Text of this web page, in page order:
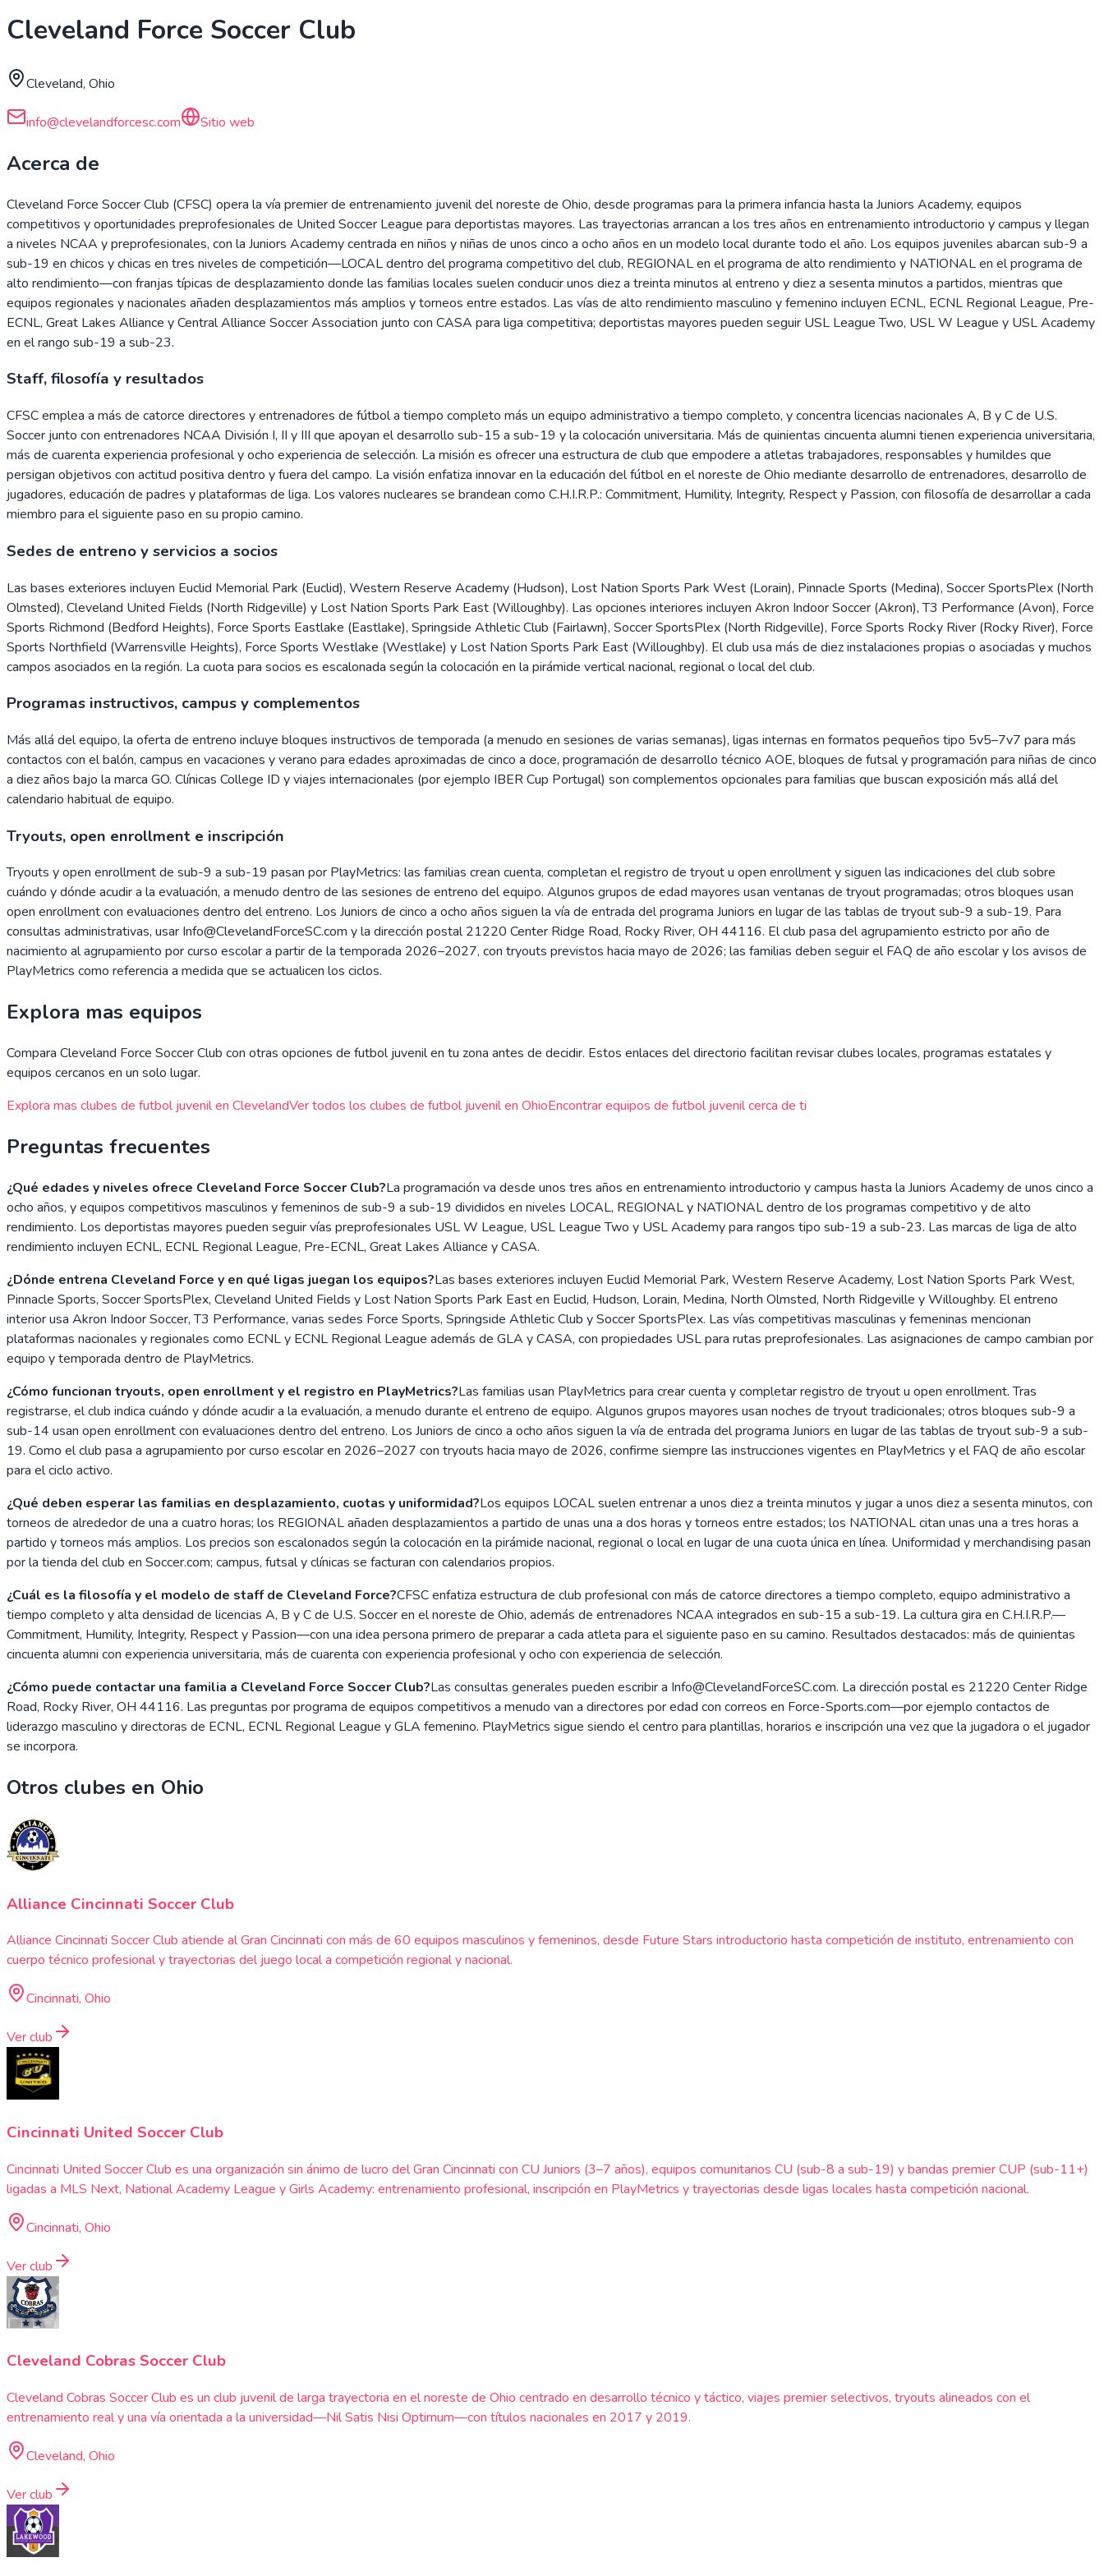
Cleveland Force Soccer Club
Cleveland, Ohio
info@clevelandforcesc.com Sitio web
Acerca de
Cleveland Force Soccer Club (CFSC) opera la vía premier de entrenamiento juvenil del noreste de Ohio, desde programas para la primera infancia hasta la Juniors Academy, equipos
competitivos y oportunidades preprofesionales de United Soccer League para deportistas mayores. Las trayectorias arrancan a los tres años en entrenamiento introductorio y campus y llegan
a niveles NCAA y preprofesionales, con la Juniors Academy centrada en niños y niñas de unos cinco a ocho años en un modelo local durante todo el año. Los equipos juveniles abarcan sub-9 a
sub-19 en chicos y chicas en tres niveles de competición—LOCAL dentro del programa competitivo del club, REGIONAL en el programa de alto rendimiento y NATIONAL en el programa de
alto rendimiento—con franjas típicas de desplazamiento donde las familias locales suelen conducir unos diez a treinta minutos al entreno y diez a sesenta minutos a partidos, mientras que
equipos regionales y nacionales añaden desplazamientos más amplios y torneos entre estados. Las vías de alto rendimiento masculino y femenino incluyen ECNL, ECNL Regional League, Pre-
ECNL, Great Lakes Alliance y Central Alliance Soccer Association junto con CASA para liga competitiva; deportistas mayores pueden seguir USL League Two, USL W League y USL Academy
en el rango sub-19 a sub-23.
Staff, filosofía y resultados
CFSC emplea a más de catorce directores y entrenadores de fútbol a tiempo completo más un equipo administrativo a tiempo completo, y concentra licencias nacionales A, B y C de U.S.
Soccer junto con entrenadores NCAA División I, II y III que apoyan el desarrollo sub-15 a sub-19 y la colocación universitaria. Más de quinientas cincuenta alumni tienen experiencia universitaria,
más de cuarenta experiencia profesional y ocho experiencia de selección. La misión es ofrecer una estructura de club que empodere a atletas trabajadores, responsables y humildes que
persigan objetivos con actitud positiva dentro y fuera del campo. La visión enfatiza innovar en la educación del fútbol en el noreste de Ohio mediante desarrollo de entrenadores, desarrollo de
jugadores, educación de padres y plataformas de liga. Los valores nucleares se brandean como C.H.I.R.P.: Commitment, Humility, Integrity, Respect y Passion, con filosofía de desarrollar a cada
miembro para el siguiente paso en su propio camino.
Sedes de entreno y servicios a socios
Las bases exteriores incluyen Euclid Memorial Park (Euclid), Western Reserve Academy (Hudson), Lost Nation Sports Park West (Lorain), Pinnacle Sports (Medina), Soccer SportsPlex (North
Olmsted), Cleveland United Fields (North Ridgeville) y Lost Nation Sports Park East (Willoughby). Las opciones interiores incluyen Akron Indoor Soccer (Akron), T3 Performance (Avon), Force
Sports Richmond (Bedford Heights), Force Sports Eastlake (Eastlake), Springside Athletic Club (Fairlawn), Soccer SportsPlex (North Ridgeville), Force Sports Rocky River (Rocky River), Force
Sports Northfield (Warrensville Heights), Force Sports Westlake (Westlake) y Lost Nation Sports Park East (Willoughby). El club usa más de diez instalaciones propias o asociadas y muchos
campos asociados en la región. La cuota para socios es escalonada según la colocación en la pirámide vertical nacional, regional o local del club.
Programas instructivos, campus y complementos
Más allá del equipo, la oferta de entreno incluye bloques instructivos de temporada (a menudo en sesiones de varias semanas), ligas internas en formatos pequeños tipo 5v5–7v7 para más
contactos con el balón, campus en vacaciones y verano para edades aproximadas de cinco a doce, programación de desarrollo técnico AOE, bloques de futsal y programación para niñas de cinco
a diez años bajo la marca GO. Clínicas College ID y viajes internacionales (por ejemplo IBER Cup Portugal) son complementos opcionales para familias que buscan exposición más allá del
calendario habitual de equipo.
Tryouts, open enrollment e inscripción
Tryouts y open enrollment de sub-9 a sub-19 pasan por PlayMetrics: las familias crean cuenta, completan el registro de tryout u open enrollment y siguen las indicaciones del club sobre
cuándo y dónde acudir a la evaluación, a menudo dentro de las sesiones de entreno del equipo. Algunos grupos de edad mayores usan ventanas de tryout programadas; otros bloques usan
open enrollment con evaluaciones dentro del entreno. Los Juniors de cinco a ocho años siguen la vía de entrada del programa Juniors en lugar de las tablas de tryout sub-9 a sub-19. Para
consultas administrativas, usar Info@ClevelandForceSC.com y la dirección postal 21220 Center Ridge Road, Rocky River, OH 44116. El club pasa del agrupamiento estricto por año de
nacimiento al agrupamiento por curso escolar a partir de la temporada 2026–2027, con tryouts previstos hacia mayo de 2026; las familias deben seguir el FAQ de año escolar y los avisos de
PlayMetrics como referencia a medida que se actualicen los ciclos.
Explora mas equipos
Compara Cleveland Force Soccer Club con otras opciones de futbol juvenil en tu zona antes de decidir. Estos enlaces del directorio facilitan revisar clubes locales, programas estatales y
equipos cercanos en un solo lugar.
Explora mas clubes de futbol juvenil en ClevelandVer todos los clubes de futbol juvenil en OhioEncontrar equipos de futbol juvenil cerca de ti
Preguntas frecuentes
¿Qué edades y niveles ofrece Cleveland Force Soccer Club?La programación va desde unos tres años en entrenamiento introductorio y campus hasta la Juniors Academy de unos cinco a
ocho años, y equipos competitivos masculinos y femeninos de sub-9 a sub-19 divididos en niveles LOCAL, REGIONAL y NATIONAL dentro de los programas competitivo y de alto
rendimiento. Los deportistas mayores pueden seguir vías preprofesionales USL W League, USL League Two y USL Academy para rangos tipo sub-19 a sub-23. Las marcas de liga de alto
rendimiento incluyen ECNL, ECNL Regional League, Pre-ECNL, Great Lakes Alliance y CASA.
¿Dónde entrena Cleveland Force y en qué ligas juegan los equipos?Las bases exteriores incluyen Euclid Memorial Park, Western Reserve Academy, Lost Nation Sports Park West,
Pinnacle Sports, Soccer SportsPlex, Cleveland United Fields y Lost Nation Sports Park East en Euclid, Hudson, Lorain, Medina, North Olmsted, North Ridgeville y Willoughby. El entreno
interior usa Akron Indoor Soccer, T3 Performance, varias sedes Force Sports, Springside Athletic Club y Soccer SportsPlex. Las vías competitivas masculinas y femeninas mencionan
plataformas nacionales y regionales como ECNL y ECNL Regional League además de GLA y CASA, con propiedades USL para rutas preprofesionales. Las asignaciones de campo cambian por
equipo y temporada dentro de PlayMetrics.
¿Cómo funcionan tryouts, open enrollment y el registro en PlayMetrics?Las familias usan PlayMetrics para crear cuenta y completar registro de tryout u open enrollment. Tras
registrarse, el club indica cuándo y dónde acudir a la evaluación, a menudo durante el entreno de equipo. Algunos grupos mayores usan noches de tryout tradicionales; otros bloques sub-9 a
sub-14 usan open enrollment con evaluaciones dentro del entreno. Los Juniors de cinco a ocho años siguen la vía de entrada del programa Juniors en lugar de las tablas de tryout sub-9 a sub-
19. Como el club pasa a agrupamiento por curso escolar en 2026–2027 con tryouts hacia mayo de 2026, confirme siempre las instrucciones vigentes en PlayMetrics y el FAQ de año escolar
para el ciclo activo.
¿Qué deben esperar las familias en desplazamiento, cuotas y uniformidad?Los equipos LOCAL suelen entrenar a unos diez a treinta minutos y jugar a unos diez a sesenta minutos, con
torneos de alrededor de una a cuatro horas; los REGIONAL añaden desplazamientos a partido de unas una a dos horas y torneos entre estados; los NATIONAL citan unas una a tres horas a
partido y torneos más amplios. Los precios son escalonados según la colocación en la pirámide nacional, regional o local en lugar de una cuota única en línea. Uniformidad y merchandising pasan
por la tienda del club en Soccer.com; campus, futsal y clínicas se facturan con calendarios propios.
¿Cuál es la filosofía y el modelo de staff de Cleveland Force?CFSC enfatiza estructura de club profesional con más de catorce directores a tiempo completo, equipo administrativo a
tiempo completo y alta densidad de licencias A, B y C de U.S. Soccer en el noreste de Ohio, además de entrenadores NCAA integrados en sub-15 a sub-19. La cultura gira en C.H.I.R.P.—
Commitment, Humility, Integrity, Respect y Passion—con una idea persona primero de preparar a cada atleta para el siguiente paso en su camino. Resultados destacados: más de quinientas
cincuenta alumni con experiencia universitaria, más de cuarenta con experiencia profesional y ocho con experiencia de selección.
¿Cómo puede contactar una familia a Cleveland Force Soccer Club?Las consultas generales pueden escribir a Info@ClevelandForceSC.com. La dirección postal es 21220 Center Ridge
Road, Rocky River, OH 44116. Las preguntas por programa de equipos competitivos a menudo van a directores por edad con correos en Force-Sports.com—por ejemplo contactos de
liderazgo masculino y directoras de ECNL, ECNL Regional League y GLA femenino. PlayMetrics sigue siendo el centro para plantillas, horarios e inscripción una vez que la jugadora o el jugador
se incorpora.
Otros clubes en Ohio
Alliance Cincinnati Soccer Club
Alliance Cincinnati Soccer Club atiende al Gran Cincinnati con más de 60 equipos masculinos y femeninos, desde Future Stars introductorio hasta competición de instituto, entrenamiento con
cuerpo técnico profesional y trayectorias del juego local a competición regional y nacional.
Cincinnati, Ohio
Ver club
Cincinnati United Soccer Club
Cincinnati United Soccer Club es una organización sin ánimo de lucro del Gran Cincinnati con CU Juniors (3–7 años), equipos comunitarios CU (sub-8 a sub-19) y bandas premier CUP (sub-11+)
ligadas a MLS Next, National Academy League y Girls Academy: entrenamiento profesional, inscripción en PlayMetrics y trayectorias desde ligas locales hasta competición nacional.
Cincinnati, Ohio
Ver club
Cleveland Cobras Soccer Club
Cleveland Cobras Soccer Club es un club juvenil de larga trayectoria en el noreste de Ohio centrado en desarrollo técnico y táctico, viajes premier selectivos, tryouts alineados con el
entrenamiento real y una vía orientada a la universidad—Nil Satis Nisi Optimum—con títulos nacionales en 2017 y 2019.
Cleveland, Ohio
Ver club